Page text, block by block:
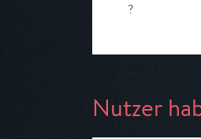
?
Nutzer